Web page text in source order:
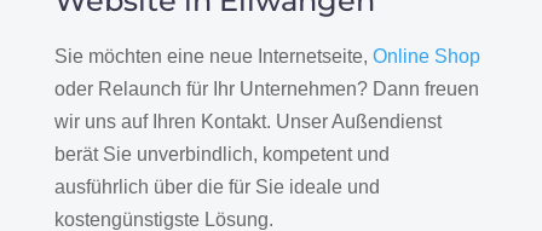
Sie möchten eine neue Internetseite, Online Shop
oder Relaunch für Ihr Unternehmen? Dann freuen
wir uns auf Ihren Kontakt. Unser Außendienst
berät Sie unverbindlich, kompetent und
ausführlich über die für Sie ideale und
kostengünstigste Lösung.